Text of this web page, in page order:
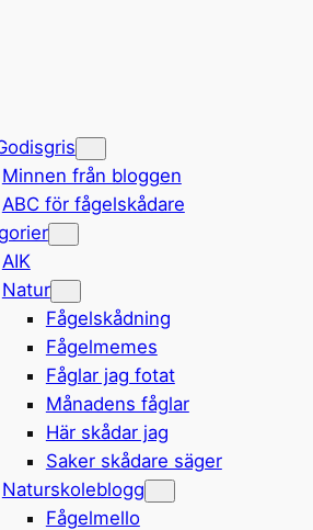
Minnen från bloggen
ABC för fågelskådare
AIK
Natur
Fågelskådning
Fågelmemes
Fåglar jag fotat
Månadens fåglar
Här skådar jag
Saker skådare säger
Naturskoleblogg
Fågelmello